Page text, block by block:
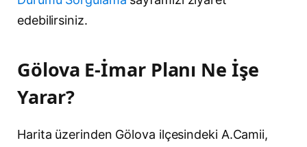
edebilirsiniz.
Gölova E-İmar Planı Ne İşe
Yarar?
Harita üzerinden Gölova ilçesindeki A.Camii,